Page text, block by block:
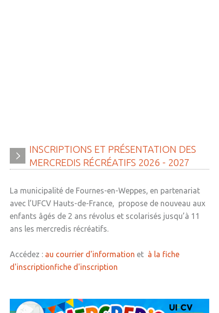
INSCRIPTIONS ET PRÉSENTATION DES
MERCREDIS RÉCRÉATIFS 2026 - 2027
La municipalité de Fournes-en-Weppes, en partenariat
avec l’UFCV Hauts-de-France, propose de nouveau aux
enfants âgés de 2 ans révolus et scolarisés jusqu’à 11
ans les mercredis récréatifs.
Accédez : au courrier d'information et à la fiche
d'inscriptionfiche d'inscription